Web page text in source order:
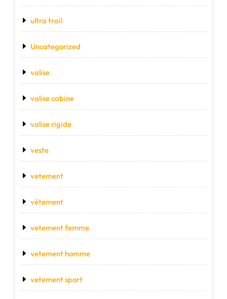
ultra trail
Uncategorized
valise
valise cabine
valise rigide
veste
vetement
vétement
vetement femme
vetement homme
vetement sport